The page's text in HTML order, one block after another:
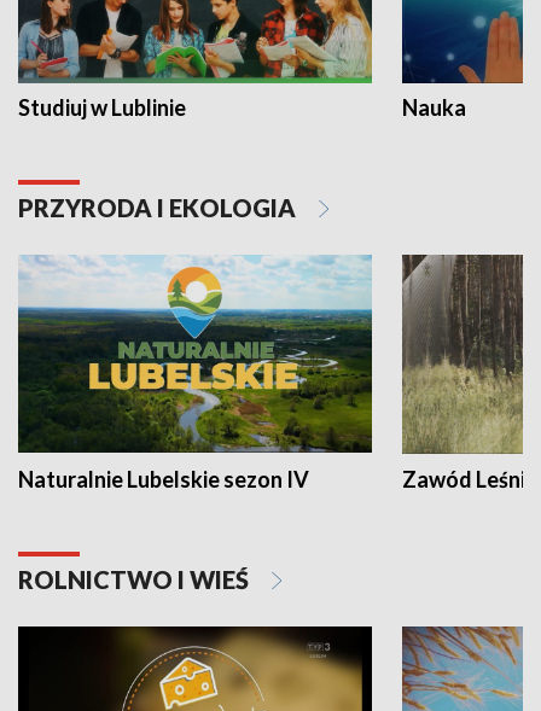
Studiuj w Lublinie Nauka
PRZYRODA I EKOLOGIA
Naturalnie Lubelskie sezon IV Zawód Leśnik
ROLNICTWO I WIEŚ